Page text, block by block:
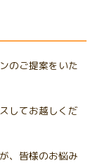
のご提案をいた
してお越しくだ
、皆様のお悩み